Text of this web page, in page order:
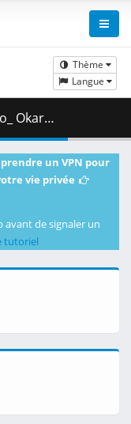
Thème
Langue
( 363.60 MB )
un VPN pour
vie privée
avant de signaler un
tutoriel